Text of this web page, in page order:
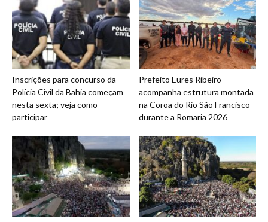
Inscrições para concurso da
Polícia Civil da Bahia começam
nesta sexta; veja como
participar
Prefeito Eures Ribeiro
acompanha estrutura montada
na Coroa do Rio São Francisco
durante a Romaria 2026